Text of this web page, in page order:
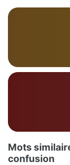
Mots
confusion